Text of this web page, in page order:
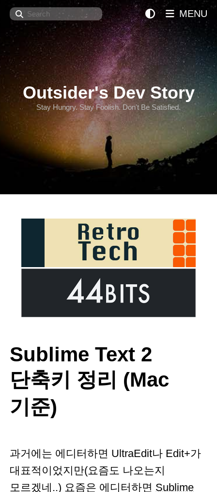
Search
Outsider's Dev Story
Stay Hungry. Stay Foolish. Don't Be Satisfied.
MENU
Sublime Text 2
단축키 정리 (Mac
기준)
과거에는 에디터하면 UltraEdit나 Edit+가
대표적이었지만(요즘도 나오는지
모르겠네..) 요즘은 에디터하면 Sublime